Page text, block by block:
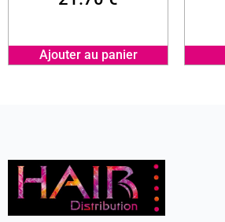
Ajouter au panier